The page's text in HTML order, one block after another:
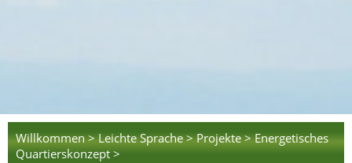
Willkommen > Leichte Sprache > Projekte > Energetisches
Quartierskonzept >